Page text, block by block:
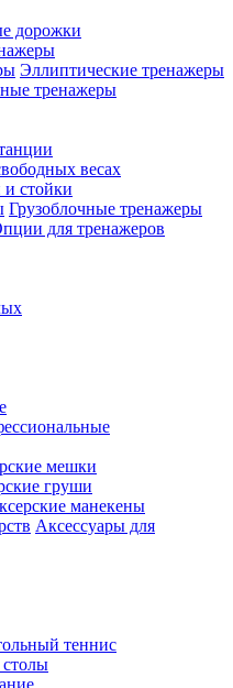
дорожки
Эллиптические тренажеры
тренажеры
весах
стойки
Грузоблочные тренажеры
для тренажеров
мешки
груши
манекены
Аксессуары для
теннис